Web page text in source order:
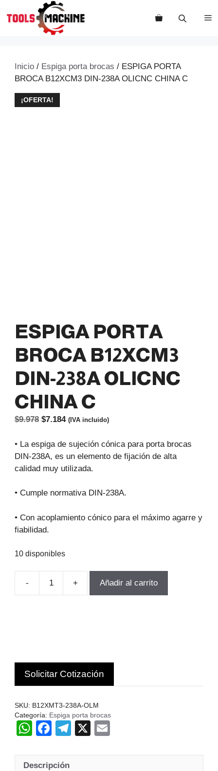
Inicio / Espiga porta brocas / ESPIGA PORTA
BROCA B12XCM3 DIN-238A OLICNC CHINA C
¡OFERTA!
ESPIGA PORTA
BROCA B12XCM3
DIN-238A OLICNC
CHINA C
$9.978 El
original
era:
$9.978.
$7.184El
actual
es:
$7.184.
(IVA incluido)
• La espiga de sujeción cónica para porta brocas
DIN-238A, es un elemento de fijación de alta
calidad muy utilizada.
• Cumple normativa DIN-238A.
• Con acoplamiento cónico para el máximo agarre y
fiabilidad.
10 disponibles
-
ESPIGA
OLICNC
CHINA
C
+ Añadir al carrito
Solicitar Cotización
SKU: B12XMT3-238A-OLM
Categoría: Espiga porta brocas
W
at
F
c
T
e
X
ail
Descripción